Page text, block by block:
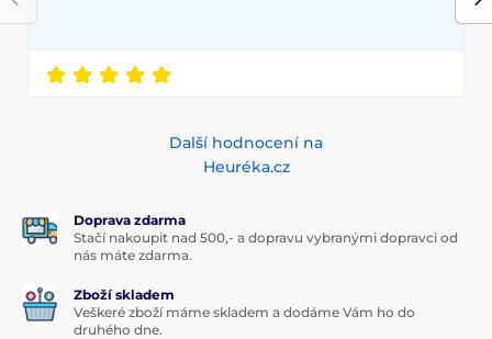
Další hodnocení na
Heuréka.cz
Doprava zdarma
Stačí nakoupit nad 500,- a dopravu vybranými dopravci od
nás máte zdarma.
Zboží skladem
Veškeré zboží máme skladem a dodáme Vám ho do
druhého dne.